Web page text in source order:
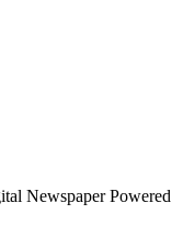
Newspaper Powered